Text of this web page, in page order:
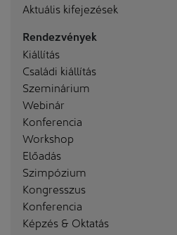
Aktuális kifejezések
Rendezvények
Kiállítás
Családi kiállítás
Szeminárium
Webinár
Konferencia
Workshop
Előadás
Szimpózium
Kongresszus
Konferencia
Képzés & Oktatás